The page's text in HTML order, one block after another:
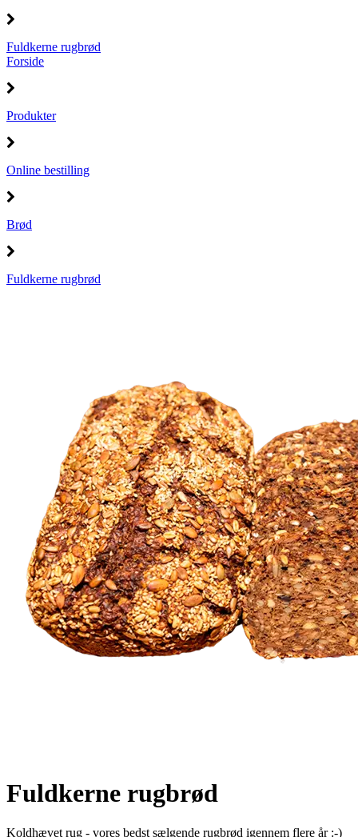
Fuldkerne rugbrød
Forside
Produkter
Online bestilling
Brød
Fuldkerne rugbrød
Fuldkerne rugbrød
Koldhævet rug - vores bedst sælgende rugbrød igennem flere år :-)